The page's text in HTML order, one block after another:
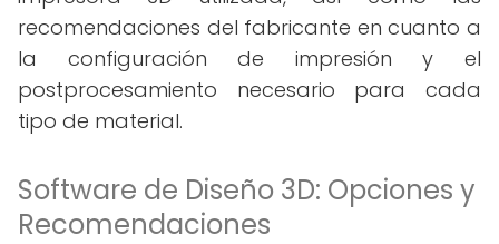
recomendaciones del fabricante en cuanto a
la configuración de impresión y el
postprocesamiento necesario para cada
tipo de material.
Software de Diseño 3D: Opciones y
Recomendaciones